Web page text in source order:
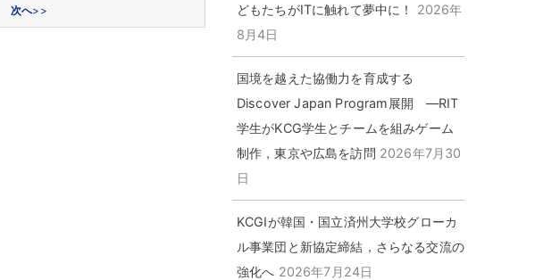
次へ>>
どもたちがITに触れて夢中に！
2026年
8月4日
国境を越えた協働力を育成する
Discover Japan Program展開 ―RIT
学生がKCG学生とチームを組みゲーム
制作，東京や広島を訪問 2026年7月30
日
KCGIが韓国・国立済州大学校グローカ
ル事業団と新協定締結，さらなる交流の
強化へ 2026年7月24日